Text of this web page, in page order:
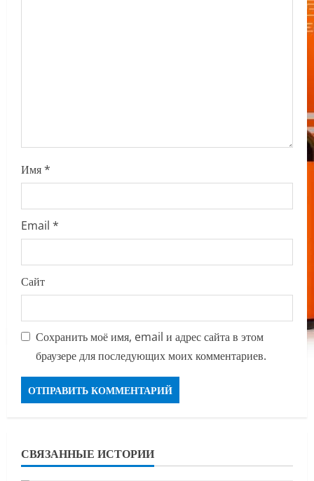
Имя*
Email *
Сайт
Сохранить моё имя, email и адрес сайта в этом
браузере для последующих моих комментариев.
СВЯЗАННЫЕ ИСТОРИИ